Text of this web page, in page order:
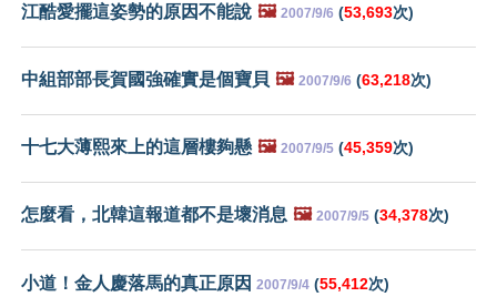
江酷愛擺這姿勢的原因不能說 🖼️ 2007/9/6 (53,693次)
中組部部長賀國強確實是個寶貝 🖼️ 2007/9/6 (63,218次)
十七大薄熙來上的這層樓夠懸 🖼️ 2007/9/5 (45,359次)
怎麼看，北韓這報道都不是壞消息 🖼️ 2007/9/5 (34,378次)
小道！金人慶落馬的真正原因 2007/9/4 (55,412次)